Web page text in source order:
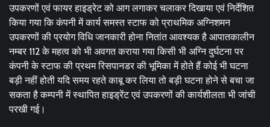
उपकरणों एवं फायर हाइड्रेट को आग लगाकर चलाकर दिखाया एवं निर्देशित
किया गया कि कंपनी में कार्य समस्त स्टाफ को प्राथमिक अग्निशमन
उपकरणों की प्रयोग विधि जानकारी होना नितांत आवश्यक है आपातकालीन
नम्बर 112 के महत्व को भी अवगत कराया गया किसी भी अग्नि दुर्घटना पर
कंपनी के स्टाफ की प्रथम रिसपानडर की भूमिका में होते हैं कोई भी घटना
बड़ी नहीं होती यदि समय रहते काबू कर लिया तो बड़ी घटना होने से बचा जा
सकता है कम्पनी में स्थापित हाइड्रेंट एवं उपकरणों की कार्यशीलता भी जांची
परखी गई।